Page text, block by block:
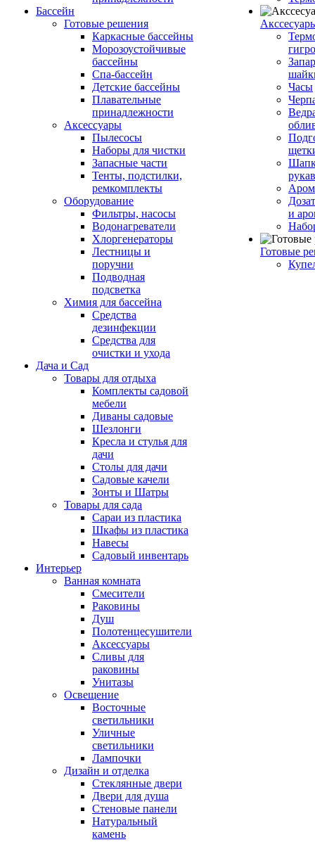
Бассейн
Готовые решения
Каркасные бассейны
Морозоустойчивые
бассейны
Спа-бассейн
Детские бассейны
Плавательные
принадлежности
Аксессуары
Пылесосы
Наборы для чистки
Запасные части
Тенты, подстилки,
ремкомплекты
Оборудование
Фильтры, насосы
Водонагреватели
Хлоргенераторы
Лестницы и
поручни
Подводная
подсветка
Химия для бассейна
Средства
дезинфекции
Средства для
очистки и ухода
Дача и Сад
Товары для отдыха
Комплекты садовой
мебели
Диваны садовые
Шезлонги
Кресла и стулья для
дачи
Столы для дачи
Садовые качели
Зонты и Шатры
Товары для сада
Сараи из пластика
Шкафы из пластика
Навесы
Садовый инвентарь
Интерьер
Ванная комната
Смесители
Раковины
Душ
Полотенцесушители
Аксессуары
Сливы для
раковины
Унитазы
Освещение
Восточные
светильники
Уличные
светильники
Лампочки
Дизайн и отделка
Стеклянные двери
Двери для душа
Стеновые панели
Натуральный
камень
Часы
и
Готовые